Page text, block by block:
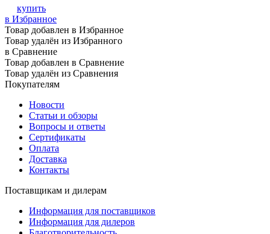
купить
в Избранное
Товар добавлен в Избранное
Товар удалён из Избранного
в Сравнение
Товар добавлен в Сравнение
Товар удалён из Сравнения
Покупателям
Новости
Статьи и обзоры
Вопросы и ответы
Сертификаты
Оплата
Доставка
Контакты
Поставщикам и дилерам
Информация для поставщиков
Информация для дилеров